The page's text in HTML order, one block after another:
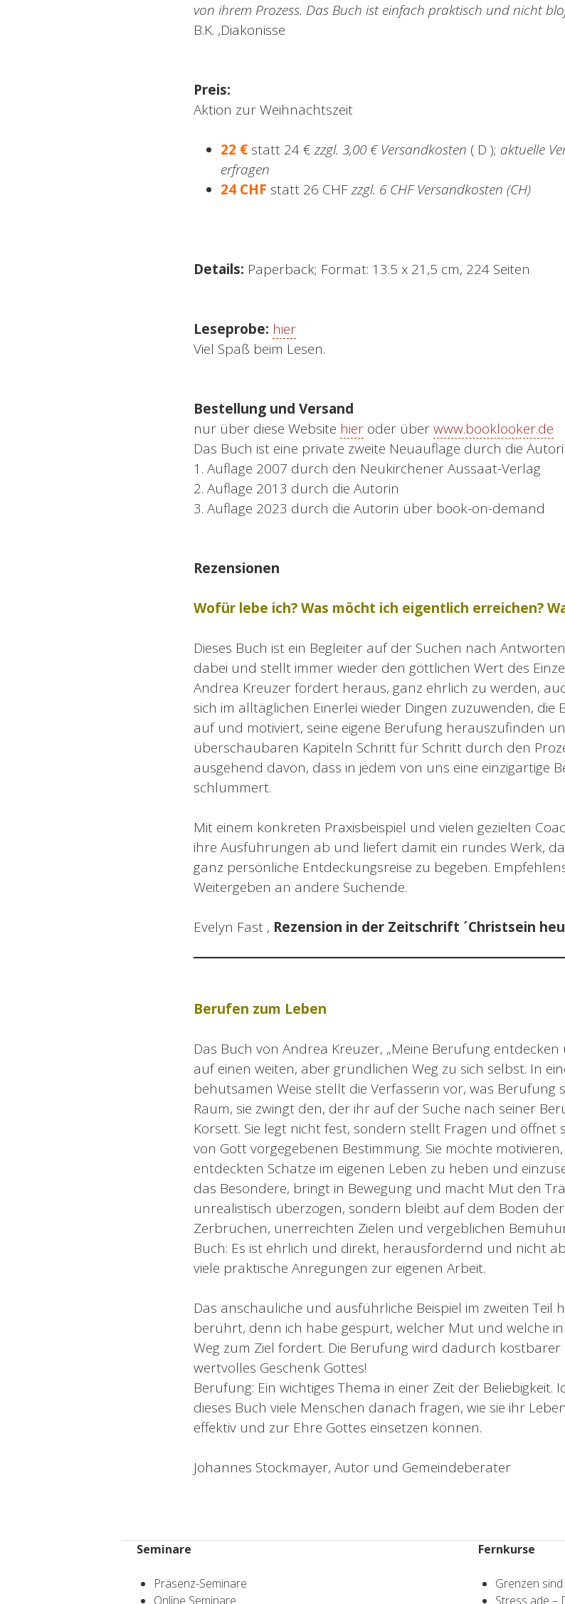
von ihrem Prozess. Das Buch ist einfach praktisch und nicht
B.K. ,Diakonisse
Preis:
Aktion zur Weihnachtszeit
22 € statt 24 €zzgl. 3,00 € Versandkosten ( D ); aktuelle
erfragen
24 CHF statt 26 CHFzzgl. 6 CHF Versandkosten (CH)
Details: Paperback; Format: 13.5 x 21,5 cm, 224 Seiten
Leseprobe: hier
Viel Spaß beim Lesen.
Bestellung und Versand
nur über diese Website hier oder überwww.booklooker.de
Das Buch ist eine private zweite Neuauflage durch die
1. Auflage 2007 durch den Neukirchener Aussaat-Verlag
2. Auflage 2013 durch die Autorin
3. Auflage 2023 durch die Autorin über book-on-demand
Rezensionen
Wofür lebe ich? Was möcht ich eigentlich erreichen?
Dieses Buch ist ein Begleiter auf der Suchen nach
dabei und stellt immer wieder den göttlichen Wert des
Andrea Kreuzer fordert heraus, ganz ehrlich zu werden,
sich im alltäglichen Einerlei wieder Dingen zuzuwenden, die
auf und motiviert, seine eigene Berufung herauszufinden
überschaubaren Kapiteln Schritt für Schritt durch den
ausgehend davon, dass in jedem von uns eine einzigartige
schlummert.
Mit einem konkreten Praxisbeispiel und vielen gezielten
ihre Ausführungen ab und liefert damit ein rundes Werk,
ganz persönliche Entdeckungsreise zu begeben.
Weitergeben an andere Suchende.
Evelyn Fast , Rezension in der Zeitschrift ´Christsein
Berufen zum Leben
Das Buch von Andrea Kreuzer, „Meine Berufung
auf einen weiten, aber gründlichen Weg zu sich selbst. In
behutsamen Weise stellt die Verfasserin vor, was Berufung
Raum, sie zwingt den, der ihr auf der Suche nach seiner
Korsett. Sie legt nicht fest, sondern stellt Fragen und öffnet
von Gott vorgegebenen Bestimmung. Sie möchte
entdeckten Schätze im eigenen Leben zu heben und
das Besondere, bringt in Bewegung und macht Mut den
unrealistisch überzogen, sondern bleibt auf dem Boden
Zerbrüchen, unerreichten Zielen und vergeblichen
Buch: Es ist ehrlich und direkt, herausfordernd und nicht
viele praktische Anregungen zur eigenen Arbeit.
Das anschauliche und ausführliche Beispiel im zweiten Teil
berührt, denn ich habe gespürt, welcher Mut und welche
Weg zum Ziel fordert. Die Berufung wird dadurch
wertvolles Geschenk Gottes!
Berufung: Ein wichtiges Thema in einer Zeit der Beliebigkeit.
dieses Buch viele Menschen danach fragen, wie sie ihr
effektiv und zur Ehre Gottes einsetzen können.
Johannes Stockmayer, Autor und Gemeindeberater
Fernkurse
Grenzen
Stress ade –
Seminare
Präsenz-Seminare
Online Seminare